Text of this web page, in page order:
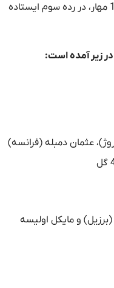
«بیشترین مهار» نیز علیرضا بیرانوند با 15 مهار، در رده سوم ایستاده
زیر آمده است:
عثمان دمبله (فرانسه)
و مایکل اولیسه